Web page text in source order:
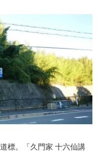
標。「久門家 十六仙講